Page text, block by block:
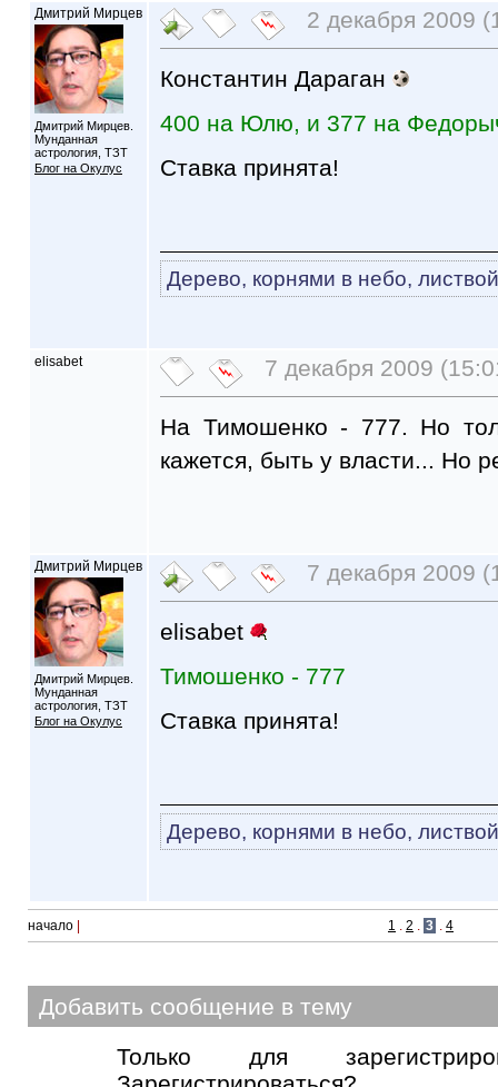
Дмитрий Мирцев
Дмитрий Мирцев.
Мунданная
астрология, ТЗТ
Блог на Окулус
2 декабря 2009
Константин Дараган
400 на Юлю, и 377 на
Ставка принята!
Дерево, корнями в небо,
elisabet 7 декабря 2009
На Тимошенко - 777. Но
кажется, быть у власти... Но
Дмитрий Мирцев
Дмитрий Мирцев.
Мунданная
астрология, ТЗТ
Блог на Окулус
7 декабря 2009
elisabet
Тимошенко - 777
Ставка принята!
Дерево, корнями в небо,
начало 1 . 2 . 3 . 4
Добавить сообщение в тему
Только для